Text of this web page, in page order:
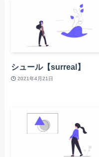
シュール【surreal】
2021年4月21日